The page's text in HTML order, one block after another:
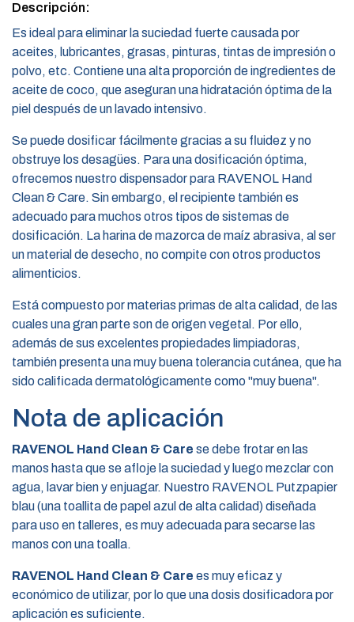
Descripción:
Es ideal para eliminar la suciedad fuerte causada por
aceites, lubricantes, grasas, pinturas, tintas de impresión o
polvo, etc. Contiene una alta proporción de ingredientes de
aceite de coco, que aseguran una hidratación óptima de la
piel después de un lavado intensivo.
Se puede dosificar fácilmente gracias a su fluidez y no
obstruye los desagües. Para una dosificación óptima,
ofrecemos nuestro dispensador para RAVENOL Hand
Clean & Care. Sin embargo, el recipiente también es
adecuado para muchos otros tipos de sistemas de
dosificación. La harina de mazorca de maíz abrasiva, al ser
un material de desecho, no compite con otros productos
alimenticios.
Está compuesto por materias primas de alta calidad, de las
cuales una gran parte son de origen vegetal. Por ello,
además de sus excelentes propiedades limpiadoras,
también presenta una muy buena tolerancia cutánea, que ha
sido calificada dermatológicamente como "muy buena".
Nota de aplicación
RAVENOL Hand Clean & Care se debe frotar en las
manos hasta que se afloje la suciedad y luego mezclar con
agua, lavar bien y enjuagar. Nuestro RAVENOL Putzpapier
blau (una toallita de papel azul de alta calidad) diseñada
para uso en talleres, es muy adecuada para secarse las
manos con una toalla.
RAVENOL Hand Clean & Care es muy eficaz y
económico de utilizar, por lo que una dosis dosificadora por
aplicación es suficiente.